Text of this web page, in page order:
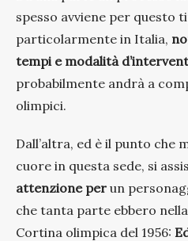
spesso avviene per questo
particolarmente in Italia,
tempi e modalità
probabilmente andrà a
olimpici.
Dall’altra, ed è il punto che
cuore in questa sede, si
attenzione per un
che tanta parte ebbero
Cortina olimpica del 1956: